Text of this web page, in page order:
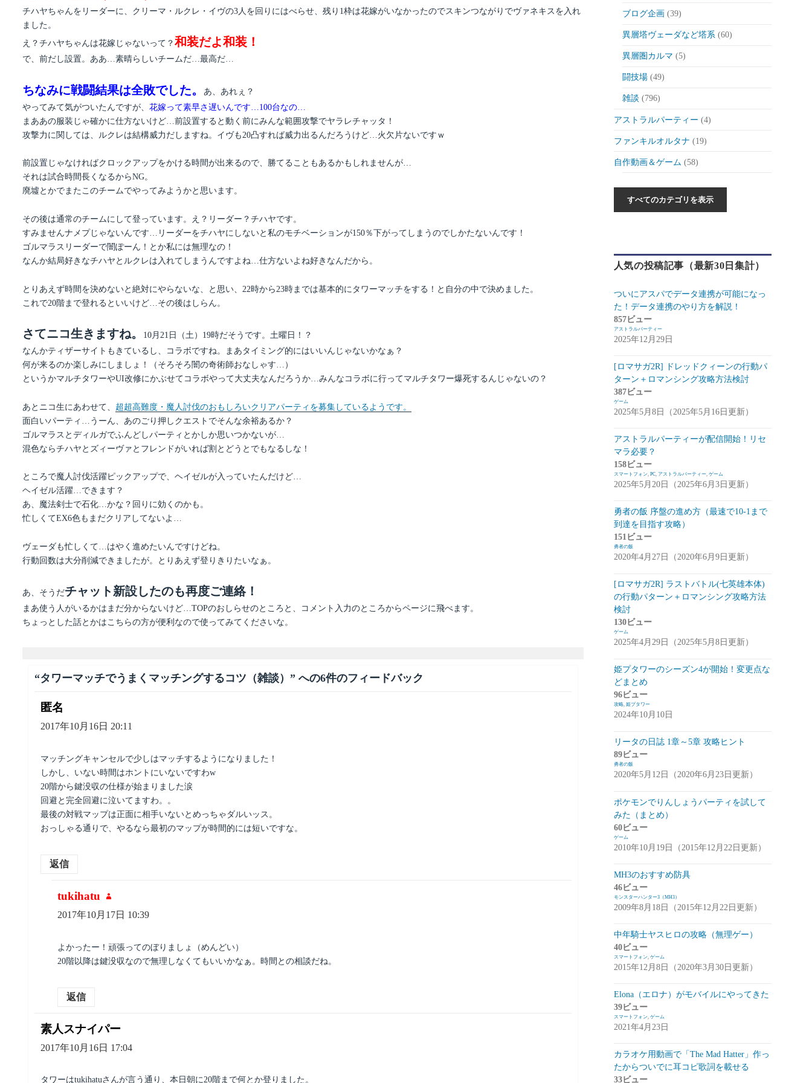
チハヤちゃんをリーダーに、クリーマ・ルクレ・イヴの3人を回りにはべらせ、残り1枠は花嫁がいなかったのでスキンつながりでヴァネキスを入れ
ました。
え？チハヤちゃんは花嫁じゃないって？ 和装だよ和装！
で、前だし設置。ああ…素晴らしいチームだ…最高だ…
ちなみに戦闘結果は全敗でした。
あ、あれぇ？
やってみて気がついたんですが、 花嫁って素早さ遅いんです…100台なの…
まああの服装じゃ確かに仕方ないけど…前設置すると動く前にみんな範囲攻撃でヤラレチャッタ！
攻撃力に関しては、ルクレは結構威力だしますね。イヴも20凸すれば威力出るんだろうけど…火欠片ないですｗ
前設置じゃなければクロックアップをかける時間が出来るので、勝てることもあるかもしれませんが…
それは試合時間長くなるからNG。
廃墟とかでまたこのチームでやってみようかと思います。
その後は通常のチームにして登っています。え？リーダー？チハヤです。
すみませんナメプじゃないんです…リーダーをチハヤにしないと私のモチベーションが150％下がってしまうのでしかたないんです！
ゴルマラスリーダーで闇ぽーん！とか私には無理なの！
なんか結局好きなチハヤとルクレは入れてしまうんですよね…仕方ないよね好きなんだから。
とりあえず時間を決めないと絶対にやらないな、と思い、22時から23時までは基本的にタワーマッチをする！と自分の中で決めました。
これで20階まで登れるといいけど…その後はしらん。
さてニコ生きますね。
10月21日（土）19時だそうです。土曜日！？
なんかティザーサイトもきているし、コラボですね。まあタイミング的にはいいんじゃないかなぁ？
何が来るのか楽しみにしましょ！（そろそろ闇の奇術師おなしゃす…）
というかマルチタワーやUI改修にかぶせてコラボやって大丈夫なんだろうか…みんなコラボに行ってマルチタワー爆死するんじゃないの？
あとニコ生にあわせて、 超超高難度・魔人討伐のおもしろいクリアパーティを募集しているようです。
面白いパーティ…うーん、あのごり押しクエストでそんな余裕あるか？
ゴルマラスとディルガでふんどしパーティとかしか思いつかないが…
混色ならチハヤとズィーヴァとフレンドがいれば割とどうとでもなるしな！
ところで魔人討伐活躍ピックアップで、ヘイゼルが入っていたんだけど…
ヘイゼル活躍…できます？
あ、魔法剣士で石化…かな？回りに効くのかも。
忙しくてEX6色もまだクリアしてないよ…
ヴェーダも忙しくて…はやく進めたいんですけどね。
行動回数は大分削減できましたが。とりあえず登りきりたいなぁ。
あ、そうだチャット新設したのも再度ご連絡！
まあ使う人がいるかはまだ分からないけど…TOPのおしらせのところと、コメント入力のところからページに飛べます。
ちょっとした話とかはこちらの方が便利なので使ってみてくださいな。
“タワーマッチでうまくマッチングするコツ（雑談）” への6件のフィードバック
匿名
り:
2017年10月16日 20:11
マッチングキャンセルで少しはマッチするようになりました！
しかし、いない時間はホントにいないですわw
20階から鍵没収の仕様が始まりました涙
回避と完全回避に泣いてますわ。。
最後の対戦マップは正面に相手いないとめっちゃダルいッス。
おっしゃる通りで、やるなら最初のマップが時間的には短いですな。
返信
tukihatu
よ
り:
2017年10月17日 10:39
よかったー！頑張ってのぼりましょ（めんどい）
20階以降は鍵没収なので無理しなくてもいいかなぁ。時間との相談だね。
返信
素人スナイパー
り:
2017年10月16日 17:04
タワーはtukihatuさんが言う通り、本日朝に20階まで何とか登りました。
ブログ企画 (39)
異層塔ヴェーダなど塔系(60)
異層圏カルマ (5)
闘技場(49)
雑談 (796)
アストラルパーティー (4)
ファンキルオルタナ (19)
自作動画＆ゲーム (58)
自作ゲーム紹介 (6)
ゲーム(175)
スマートフォン(94)
PC (7)
お知らせ(6)
コンパイル (9)
姫プタワー
攻略 (9)
雑談・感想(2)
リーグ・オブ・ワンダーランド(リグワ
ン)(20)
攻略(14)
雑談(14)
崩落のCARNEADES(ホウカル)(15)
Zold:Out~鍛冶屋の物語(ゾルカジ) (13)
攻略情報 (5)
雑談(7)
拡張少女系トライナリー(トライナリー)
勇者の飯 (14)
ボーダーブレイク
アスタータタリクス(アスタタ)
イベント事前情報(16)
攻略情報
サクライグノラムス(サクムス)(2)
アプデ・イベント情報
雑談(1)
メビウスファイナルファンタジー(メビウ
スFF) (157)
ジョブステータス
カオスの魔窟 (5)
テイルズウィーバー：SecondRun(TWSR)
(10)
雑談
人気の投稿記事（最新30日集計）
ついにアスパでデータ連携が可能になっ
た！データ連携のやり方を解説！
857ビュー
アストラルパーティー
2025年12月29日
[ロマサガ2R] ドレッドクィーンの行動パ
ターン＋ロマンシング攻略方法検討
387ビュー
ゲーム
2025年5月8日（2025年5月16日更新）
アストラルパーティーが配信開始！リセ
マラ必要？
158ビュー
スマートフォン, PC, アストラルパーティー, ゲーム
2025年5月20日（2025年6月3日更新）
勇者の飯 序盤の進め方（最速で10-1まで
到達を目指す攻略）
151ビュー
勇者の飯
2020年4月27日（2020年6月9日更新）
[ロマサガ2R] ラストバトル(七英雄本体)
の行動パターン＋ロマンシング攻略方法
検討
130ビュー
ゲーム
2025年4月29日（2025年5月8日更新）
姫プタワーのシーズン4が開始！変更点な
どまとめ
96ビュー
攻略, 姫プタワー
2024年10月10日
リータの日誌 1章～5章 攻略ヒント
89ビュー
勇者の飯
2020年5月12日（2020年6月23日更新）
ポケモンでりんしょうパーティを試して
みた（まとめ）
60ビュー
ゲーム
2010年10月19日（2015年12月22日更新）
MH3のおすすめ防具
46ビュー
モンスターハンター3（MH3）
2009年8月18日（2015年12月22日更新）
中年騎士ヤスヒロの攻略（無理ゲー）
40ビュー
スマートフォン, ゲーム
2015年12月8日（2020年3月30日更新）
Elona（エロナ）がモバイルにやってきた
39ビュー
スマートフォン, ゲーム
2021年4月23日
カラオケ用動画で「The Mad Hatter」作っ
たからついでに耳コピ歌詞を載せる
33ビュー